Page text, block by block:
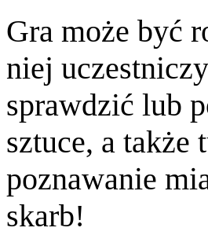
Gra może być
niej
sprawdzić lub
sztuce, a także
poznawanie
skarb!